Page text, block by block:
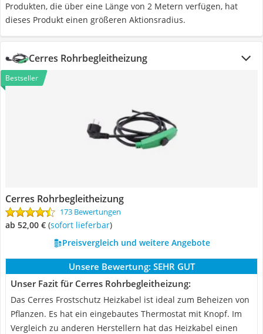
Produkten, die über eine Länge von 2 Metern verfügen, hat
dieses Produkt einen größeren Aktionsradius.
Cerres Rohrbegleitheizung
Bestseller
Cerres Rohrbegleitheizung
173 Bewertungen
ab 52,00 € ( Sofort lieferbar)
Preisvergleich und weitere Angebote
Unsere Bewertung: SEHR GUT
Unser Fazit für Cerres Rohrbegleitheizung:
Das Cerres Frostschutz Heizkabel ist ideal zum Beheizen von
Pflanzen. Es hat ein eingebautes Thermostat mit Knopf. Im
Vergleich zu anderen Herstellern hat das Heizkabel einen